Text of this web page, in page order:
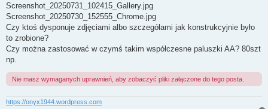
Screenshot_20250731_102415_Gallery.jpg
Screenshot_20250730_152555_Chrome.jpg
Czy ktoś dysponuje zdjęciami albo szczegółami jak konstrukcyjnie było
to zrobione?
Czy można zastosować w czymś takim współczesne paluszki AA? 80szt
np.
Nie masz wymaganych uprawnień, aby zobaczyć pliki załączone do tego posta.
https://onyx1944.wordpress.com